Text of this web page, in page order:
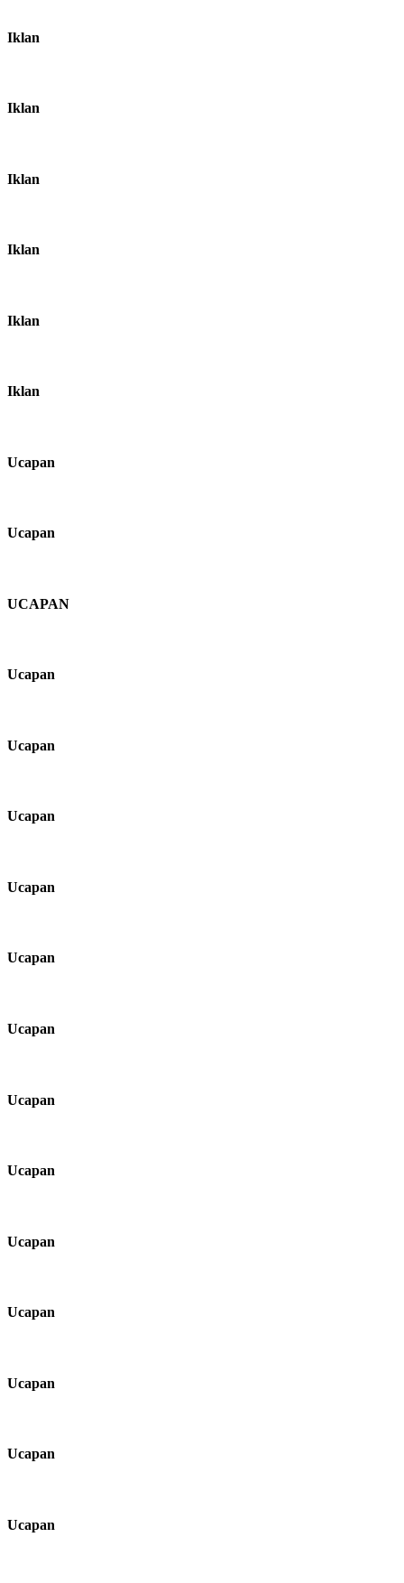
Iklan
Iklan
Iklan
Iklan
Iklan
Iklan
Ucapan
Ucapan
UCAPAN
Ucapan
Ucapan
Ucapan
Ucapan
Ucapan
Ucapan
Ucapan
Ucapan
Ucapan
Ucapan
Ucapan
Ucapan
Ucapan